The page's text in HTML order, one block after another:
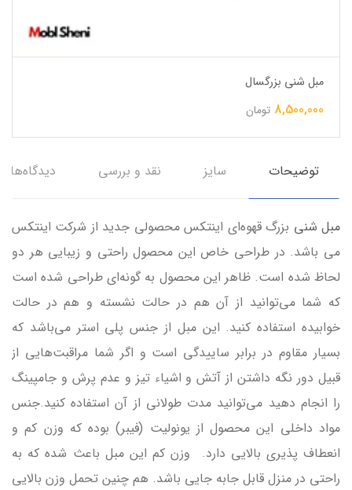
مبل شنی بزرگسال
8,500,000 تومان
توضیحات سایز نقد و بررسی دیدگاه‌ها
مبل شنی بزرگ قهوه‌ای اینتکس محصولی جدید از شرکت اینتکس
می باشد. در طراحی خاص این محصول راحتی و زیبایی هر دو
لحاظ شده است. ظاهر این محصول به گونه‌ای طراحی شده است
که شما می‌توانید از آن هم در حالت نشسته و هم در حالت
خوابیده استفاده کنید. این مبل از جنس پلی استر می‌باشد که
بسیار مقاوم در برابر ساییدگی است و اگر شما مراقبت‌هایی از
قبیل دور نگه داشتن از آتش و اشیاء تیز و عدم پرش و جامپینگ
را انجام دهید می‌توانید مدت طولانی از آن استفاده کنید.جنس
مواد داخلی این محصول از یونولیت (فیبر) بوده که وزن کم و
انعطاف پذیری بالایی دارد. وزن کم این مبل باعث شده که به
راحتی در منزل قابل جابه جایی باشد. هم چنین تحمل وزن بالایی